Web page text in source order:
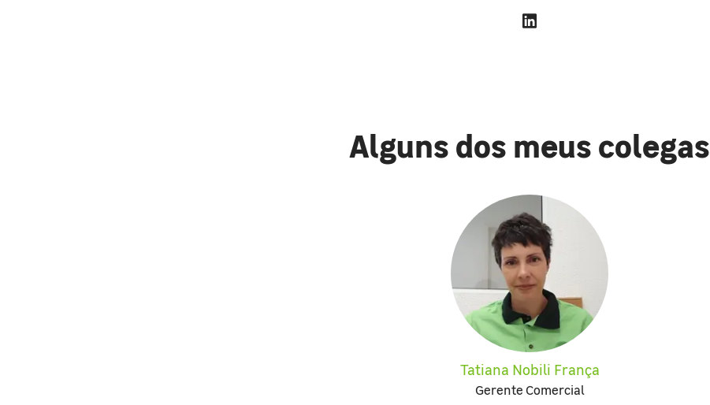
Alguns dos meus colegas
Tatiana Nobili França
Gerente Comercial